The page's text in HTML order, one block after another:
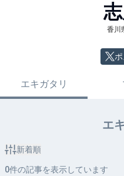
香川
エキガタリ
エ
新着順
0件の記事を表示しています